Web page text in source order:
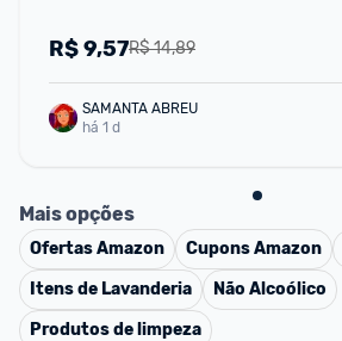
R$ 14,89
R$9,57
SAMANTA ABREU
há 1 d
Mais opções
OfertasAmazon CuponsAmazon
Itens de Lavanderia
Não Alcoólico
Produtos de limpeza